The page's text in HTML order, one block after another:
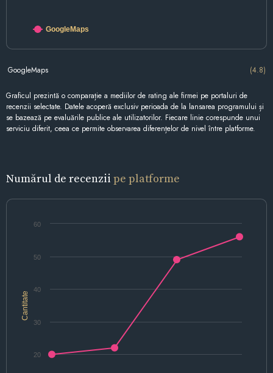
GoogleMaps
GoogleMaps (4.8)
Graficul prezintă o comparație a mediilor de rating ale firmei pe portaluri de
recenzii selectate. Datele acoperă exclusiv perioada de la lansarea programului și
se bazează pe evaluările publice ale utilizatorilor. Fiecare linie corespunde unui
serviciu diferit, ceea ce permite observarea diferențelor de nivel între platforme.
Numărul de recenzii pe platforme
Cantitate
20
30
40
50
60